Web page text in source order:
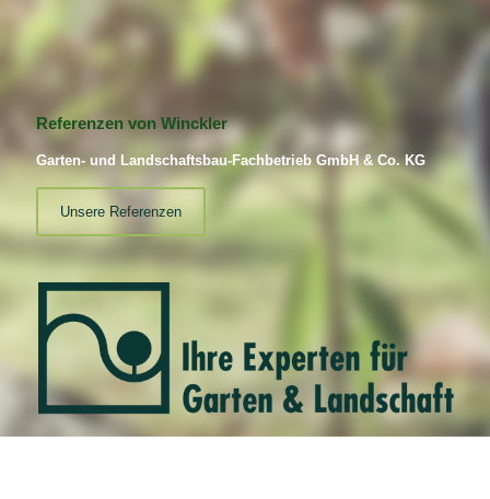
Referenzen von Winckler
Garten- und Landschaftsbau-Fachbetrieb GmbH & Co. KG
Unsere Referenzen